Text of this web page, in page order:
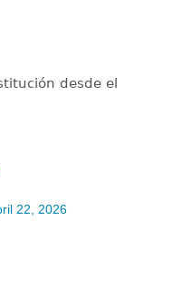
desde el
22, 2026